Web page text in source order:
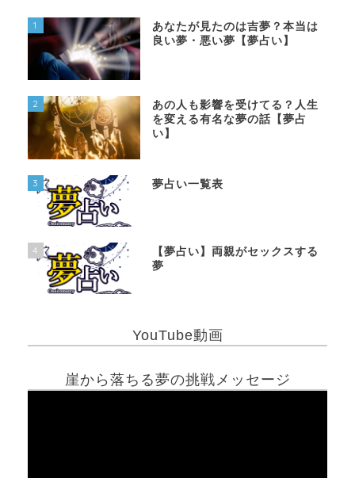
1
あなたが見たのは吉夢？本当は
良い夢・悪い夢【夢占い】
2
あの人も影響を受けてる？人生
を変える有名な夢の話【夢占
い】
3 夢占い一覧表
4
【夢占い】両親がセックスする
夢
YouTube動画
崖から落ちる夢の挑戦メッセージ